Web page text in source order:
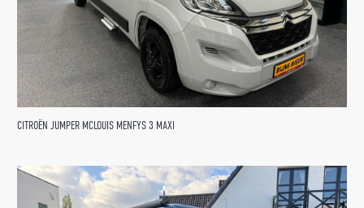
CITROËN JUMPER MCLOUIS MENFYS 3 MAXI